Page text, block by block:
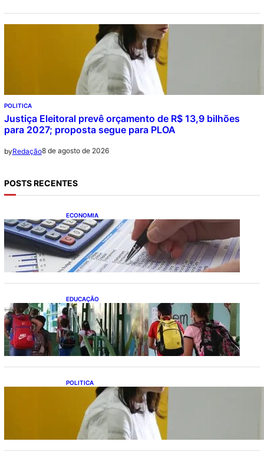
POLITICA
Justiça Eleitoral prevê orçamento de R$ 13,9 bilhões
para 2027; proposta segue para PLOA
byRedação8 de agosto de 2026
POSTS RECENTES
ECONOMIA
Busca dos brasileiros por crédito cresce
16,5%; Mato Grosso lidera ranking entre
estados
EDUCAÇÃO
Ensino fundamental melhora nas redes
municipais
POLITICA
Justiça Eleitoral prevê orçamento de R$ 13,9
bilhões para 2027; proposta segue para
PLOA